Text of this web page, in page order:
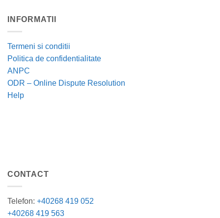
INFORMATII
Termeni si conditii
Politica de confidentialitate
ANPC
ODR – Online Dispute Resolution
Help
CONTACT
Telefon: +40268 419 052
+40268 419 563